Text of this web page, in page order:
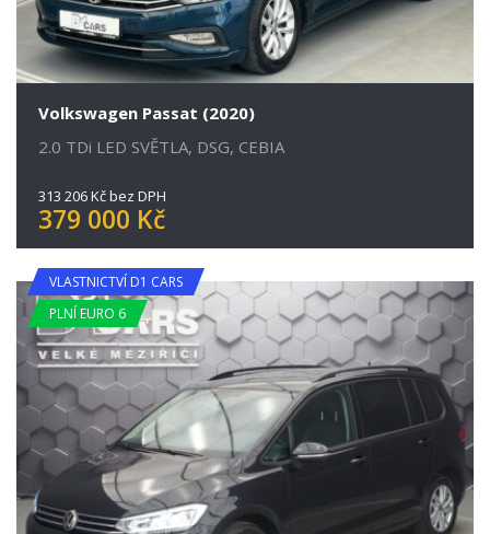
Volkswagen Passat (2020)
2.0 TDi LED SVĚTLA, DSG, CEBIA
313 206 Kč bez DPH
379 000 Kč
VLASTNICTVÍ D1 CARS
PLNÍ EURO 6